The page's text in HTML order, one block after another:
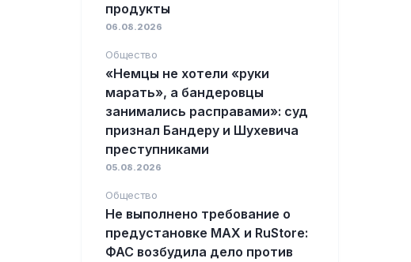
продукты
06.08.2026
Общество
«Немцы не хотели «руки
марать», а бандеровцы
занимались расправами»: суд
признал Бандеру и Шухевича
преступниками
05.08.2026
Общество
Не выполнено требование о
предустановке MAX и RuStore:
ФАС возбудила дело против